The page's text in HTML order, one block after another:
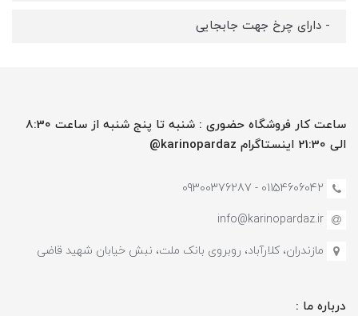
- دارای چرخ جهت جابجایی
ساعت کار فروشگاه حضوری : شنبه تا پنج شنبه از ساعت 8:30
الی 21:30 اینستاگرام karinopardaz@
01154606042 - 09300376287
info@karinopardaz.ir
مازندران، کلارآباد، روبروی بانک ملت، نبش خیابان شهید قاضی
درباره ما :